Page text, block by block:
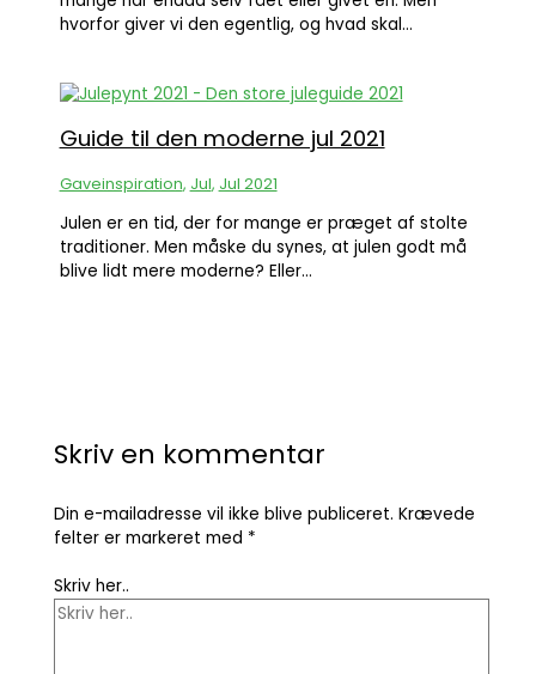
hvorfor giver vi den egentlig, og hvad skal…
Guide til den moderne jul 2021
Gaveinspiration, Jul, Jul 2021
Julen er en tid, der for mange er præget af stolte
traditioner. Men måske du synes, at julen godt må
blive lidt mere moderne? Eller…
Skriv en kommentar
Din e-mailadresse vil ikke blive publiceret. Krævede
felter er markeret med *
Skriv her..